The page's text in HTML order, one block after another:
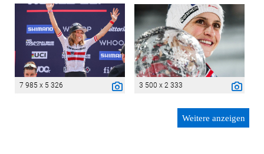
7 985 x 5 326 3 500 x 2 333
Weitere anzeigen